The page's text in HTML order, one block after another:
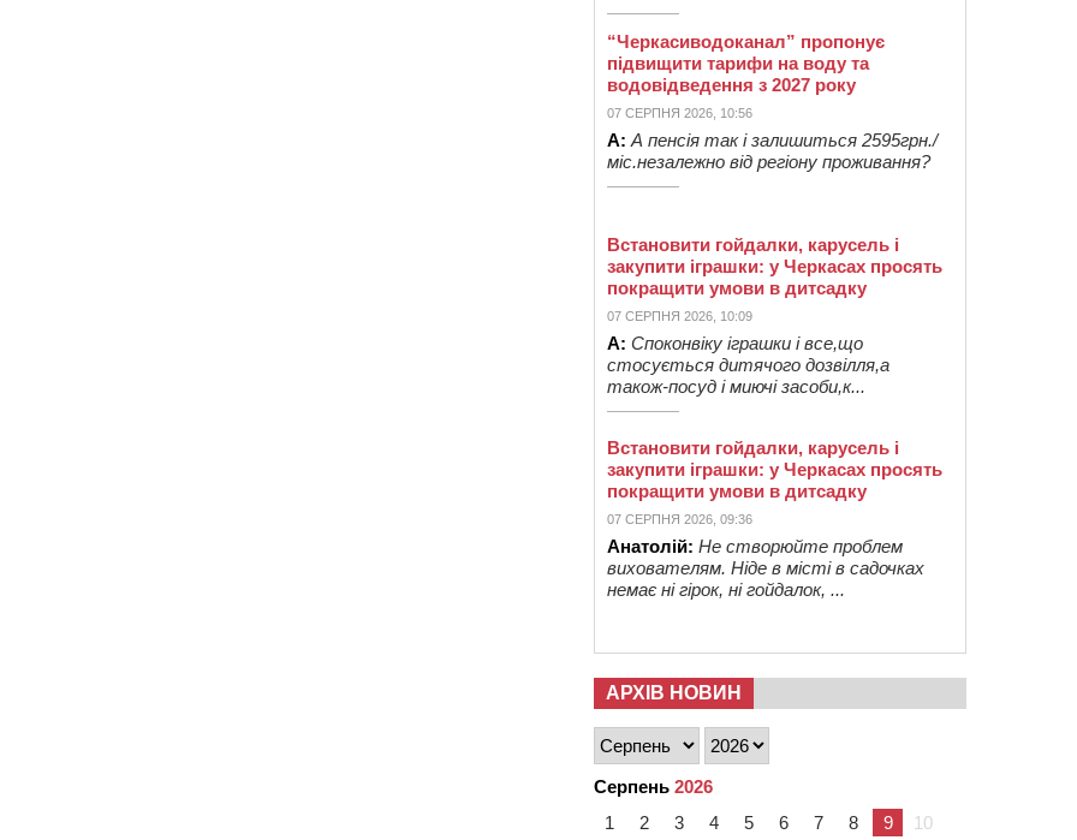
“Черкасиводоканал” пропонує
підвищити тарифи на воду та
водовідведення з 2027 року
07 СЕРПНЯ 2026, 10:56
А: А пенсія так і залишиться 2595грн./
міс.незалежно від регіону проживання?
Встановити гойдалки, карусель і
закупити іграшки: у Черкасах просять
покращити умови в дитсадку
07 СЕРПНЯ 2026, 10:09
А: Споконвіку іграшки і все,що
стосується дитячого дозвілля,а
також-посуд і миючі засоби,к...
Встановити гойдалки, карусель і
закупити іграшки: у Черкасах просять
покращити умови в дитсадку
07 СЕРПНЯ 2026, 09:36
Анатолій: Не створюйте проблем
вихователям. Ніде в місті в садочках
немає ні гірок, ні гойдалок, ...
АРХІВ НОВИН
Серпень 2026
1
2 3 4 5 6 7 8 9 10